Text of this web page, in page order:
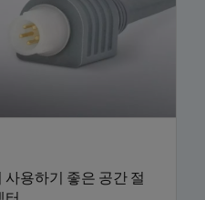
용하기 좋은 공간 절